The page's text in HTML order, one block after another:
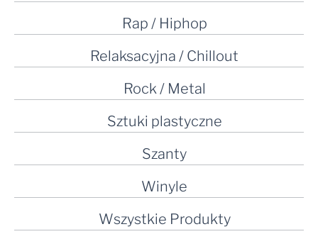
Rap / Hiphop
Relaksacyjna / Chillout
Rock / Metal
Sztuki plastyczne
Szanty
Winyle
Wszystkie Produkty